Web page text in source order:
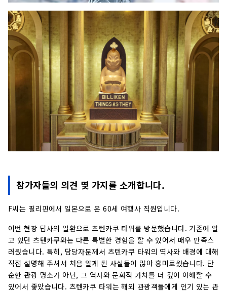
참가자들의 의견 몇 가지를 소개합니다.
F씨는 필리핀에서 일본으로 온 60세 여행사 직원입니다.
이번 현장 답사의 일환으로 츠텐카쿠 타워를 방문했습니다. 기존에 알
고 있던 츠텐카쿠와는 다른 특별한 경험을 할 수 있어서 매우 만족스
러웠습니다. 특히, 담당자분께서 츠텐카쿠 타워의 역사와 배경에 대해
직접 설명해 주셔서 처음 알게 된 사실들이 많아 흥미로웠습니다. 단
순한 관광 명소가 아닌, 그 역사와 문화적 가치를 더 깊이 이해할 수
있어서 좋았습니다. 츠텐카쿠 타워는 해외 관광객들에게 인기 있는 관